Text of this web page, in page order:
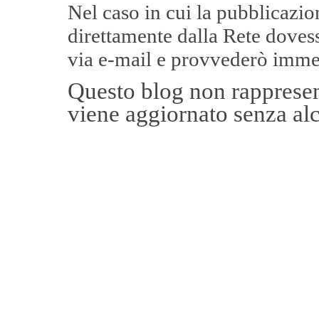
Nel caso in cui la
direttamente dalla Rete
via e-mail e provvederò
Questo blog non
viene aggiornato senza